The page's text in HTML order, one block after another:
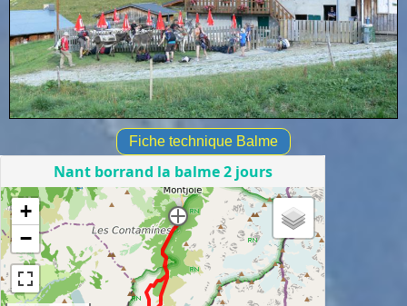
Fiche technique Balme